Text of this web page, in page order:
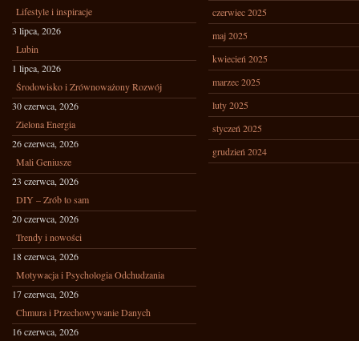
Lifestyle i inspiracje
3 lipca, 2026
Lubin
1 lipca, 2026
Środowisko i Zrównoważony Rozwój
30 czerwca, 2026
Zielona Energia
26 czerwca, 2026
Mali Geniusze
23 czerwca, 2026
DIY – Zrób to sam
20 czerwca, 2026
Trendy i nowości
18 czerwca, 2026
Motywacja i Psychologia Odchudzania
17 czerwca, 2026
Chmura i Przechowywanie Danych
16 czerwca, 2026
czerwiec 2025
maj 2025
kwiecień 2025
marzec 2025
luty 2025
styczeń 2025
grudzień 2024